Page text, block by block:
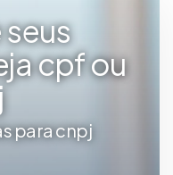
cpf ou
para cnpj